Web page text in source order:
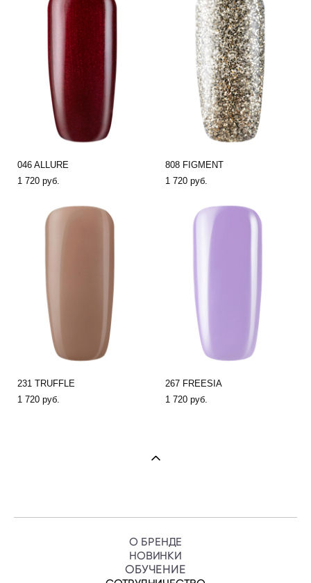
046 ALLURE
1 720 pуб.
808 FIGMENT
1 720 pуб.
231 TRUFFLE
1 720 pуб.
267 FREESIA
1 720 pуб.
О БРЕНДЕ
НОВИНКИ
ОБУЧЕНИЕ